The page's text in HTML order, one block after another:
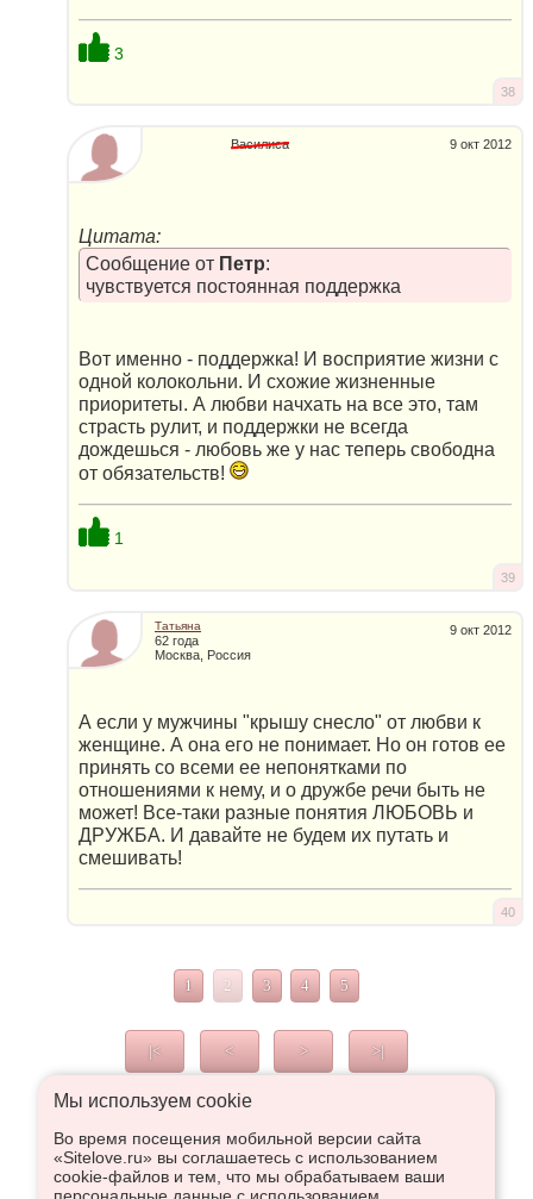
3
38
9 окт 2012
Василиса
Цитата:
Сообщение от Петр:
чувствуется постоянная поддержка
Вот именно - поддержка! И восприятие жизни с
одной колокольни. И схожие жизненные
приоритеты. А любви начхать на все это, там
страсть рулит, и поддержки не всегда
дождешься - любовь же у нас теперь свободна
от обязательств!
1
39
9 окт 2012
Татьяна
62 года
Москва, Россия
А если у мужчины "крышу снесло" от любви к
женщине. А она его не понимает. Но он готов ее
принять со всеми ее непонятками по
отношениями к нему, и о дружбе речи быть не
может! Все-таки разные понятия ЛЮБОВЬ и
ДРУЖБА. И давайте не будем их путать и
смешивать!
40
1 2 3 4 5
|< < > >|
Что высказаться в Рупор, необходимо войти или
зарегистрироваться:
Мы используем сookie
Во время посещения мобильной версии сайта
«Sitelove.ru» вы соглашаетесь с использованием
cookie-файлов и тем, что мы обрабатываем ваши